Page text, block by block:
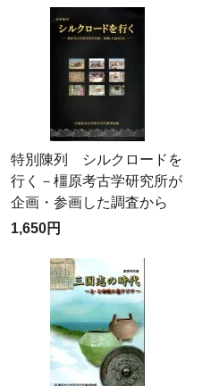
特別陳列 シルクロードを
行く－橿原考古学研究所が
企画・参画した調査から
1,650円